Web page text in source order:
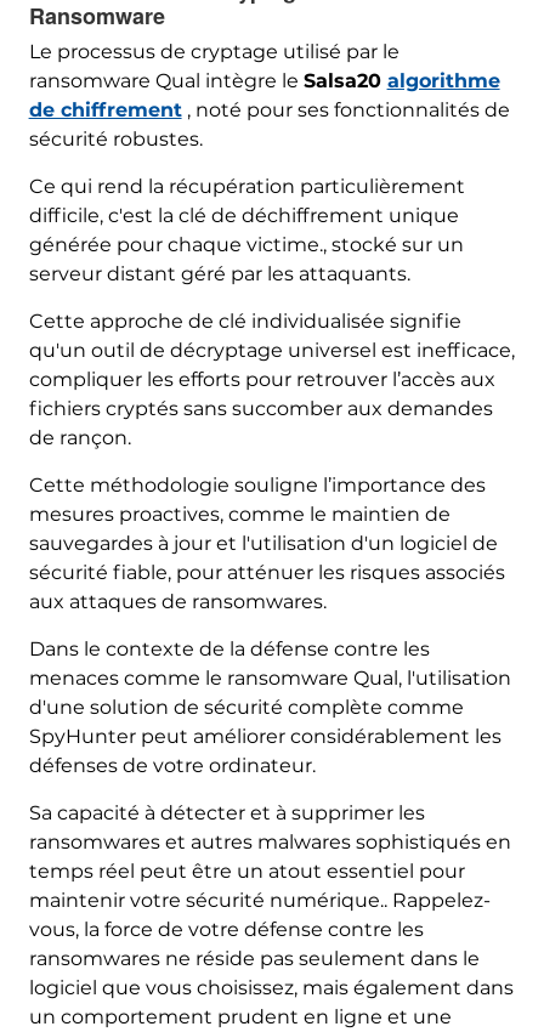
Ransomware
Le processus de cryptage utilisé par le
ransomware Qual intègre le Salsa20 algorithme
de chiffrement, noté pour ses fonctionnalités de
sécurité robustes.
Ce qui rend la récupération particulièrement
difficile, c'est la clé de déchiffrement unique
générée pour chaque victime., stocké sur un
serveur distant géré par les attaquants.
Cette approche de clé individualisée signifie
qu'un outil de décryptage universel est inefficace,
compliquer les efforts pour retrouver l’accès aux
fichiers cryptés sans succomber aux demandes
de rançon.
Cette méthodologie souligne l’importance des
mesures proactives, comme le maintien de
sauvegardes à jour et l'utilisation d'un logiciel de
sécurité fiable, pour atténuer les risques associés
aux attaques de ransomwares.
Dans le contexte de la défense contre les
menaces comme le ransomware Qual, l'utilisation
d'une solution de sécurité complète comme
SpyHunter peut améliorer considérablement les
défenses de votre ordinateur.
Sa capacité à détecter et à supprimer les
ransomwares et autres malwares sophistiqués en
temps réel peut être un atout essentiel pour
maintenir votre sécurité numérique.. Rappelez-
vous, la force de votre défense contre les
ransomwares ne réside pas seulement dans le
logiciel que vous choisissez, mais également dans
un comportement prudent en ligne et une